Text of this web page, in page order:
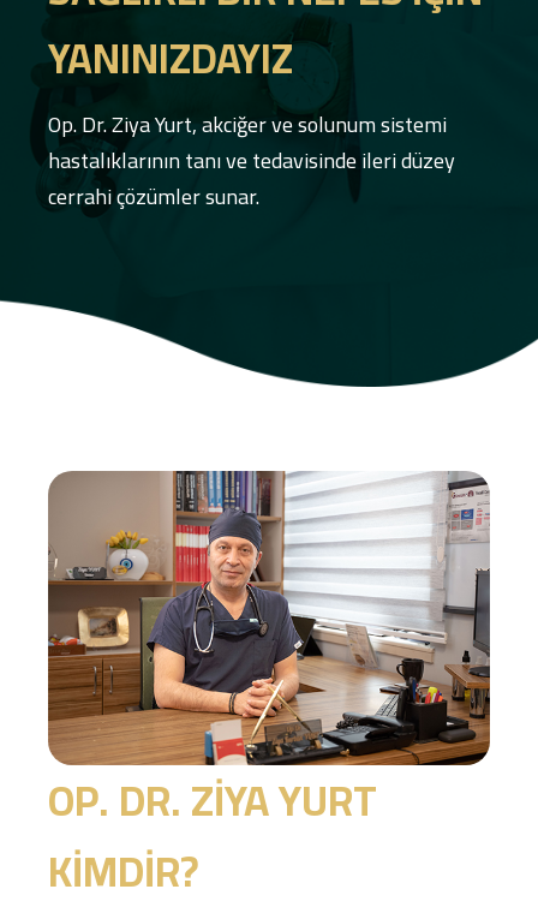
YANINIZDAYIZ
Op. Dr. Ziya Yurt, akciğer ve solunum sistemi
hastalıklarının tanı ve tedavisinde ileri düzey
cerrahi çözümler sunar.
OP. DR. ZİYA YURT
KİMDİR?